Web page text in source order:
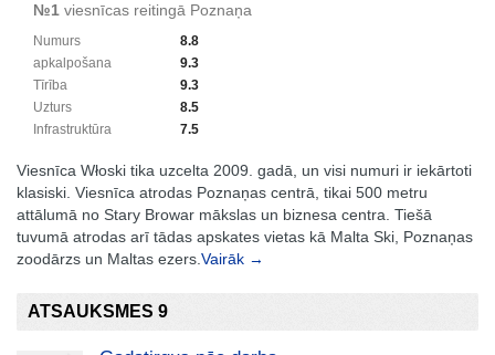
№1 viesnīcas reitingā Poznaņa
8.8
Numurs
9.3
apkalpošana
9.3
Tīrība
8.5
Uzturs
7.5
Infrastruktūra
Viesnīca Włoski tika uzcelta 2009. gadā, un visi numuri ir iekārtoti
klasiski. Viesnīca atrodas Poznaņas centrā, tikai 500 metru
attālumā no Stary Browar mākslas un biznesa centra. Tiešā
tuvumā atrodas arī tādas apskates vietas kā Malta Ski, Poznaņas
zoodārzs un Maltas ezers. Vairāk →
ATSAUKSMES 9